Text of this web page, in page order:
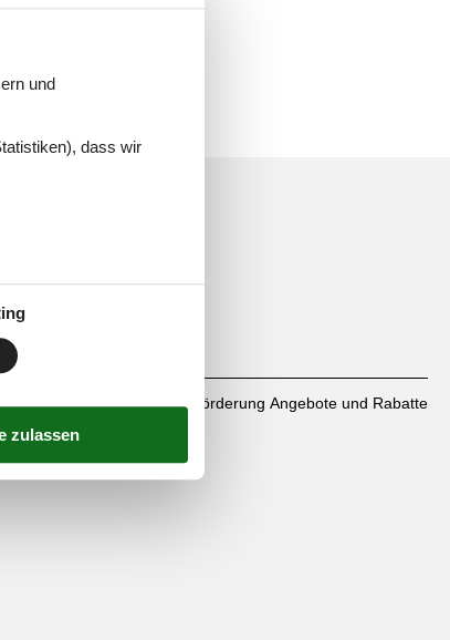
uns Scholarship Jugendförderung Angebote und Rabatte
und
dass wir